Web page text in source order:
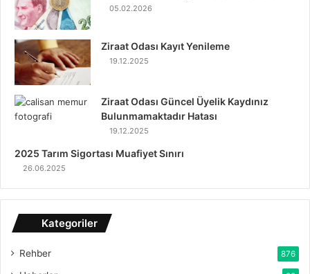
05.02.2026
Ziraat Odası Kayıt Yenileme
19.12.2025
Ziraat Odası Güncel Üyelik Kaydınız
Bulunmamaktadır Hatası
19.12.2025
2025 Tarım Sigortası Muafiyet Sınırı
26.06.2025
Kategoriler
Rehber 876